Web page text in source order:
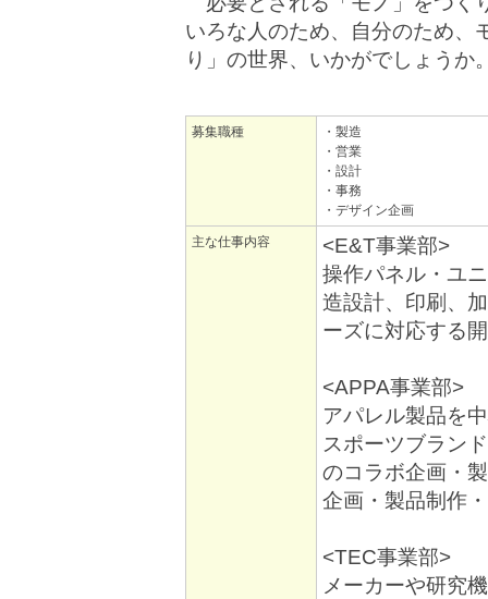
いろな人のため、自分のため、
り」の世界、いかがでしょうか
募集職種
・製造
・営業
・設計
・事務
・デザイン企画
主な仕事内容
操作パネル・ユ
造設計、印刷、
ーズに対応する
<APPA事業部>
アパレル製品を
スポーツブラン
のコラボ企画・
企画・製品制作
<TEC事業部>
メーカーや研究